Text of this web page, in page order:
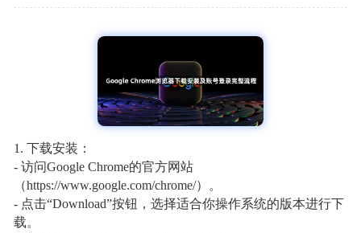
1. 下载安装：
- 访问Google Chrome的官方网站
（https://www.google.com/chrome/）。
- 点击“Download”按钮，选择适合你操作系统的版本进行下
载。